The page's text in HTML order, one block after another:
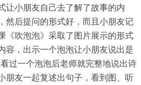
让小朋友自己去了解了故事的内
然后提问的形式好，而且小朋友记
《吹泡泡》采取了图片展示的形式
容，出示一个泡泡让小朋友说出是
过一个泡泡后老师就完整地说出诗
朋友一起复述出句子，看到图、听